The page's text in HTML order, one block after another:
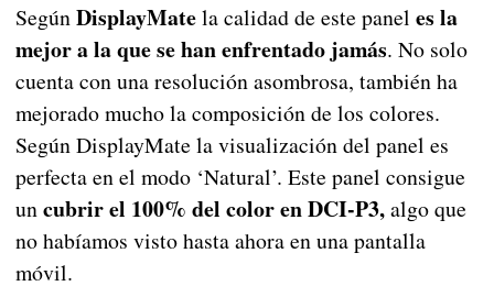
SegúnDisplayMatela calidad de este panel es la
mejor a la que se han enfrentado jamás. No solo
cuenta con una resolución asombrosa, también ha
mejorado mucho la composición de los colores.
Según DisplayMate la visualización del panel es
perfecta en el modo ‘Natural’. Este panel consigue
uncubrir el 100% del color en DCI-P3,algo que
no habíamos visto hasta ahora en una pantalla
móvil.